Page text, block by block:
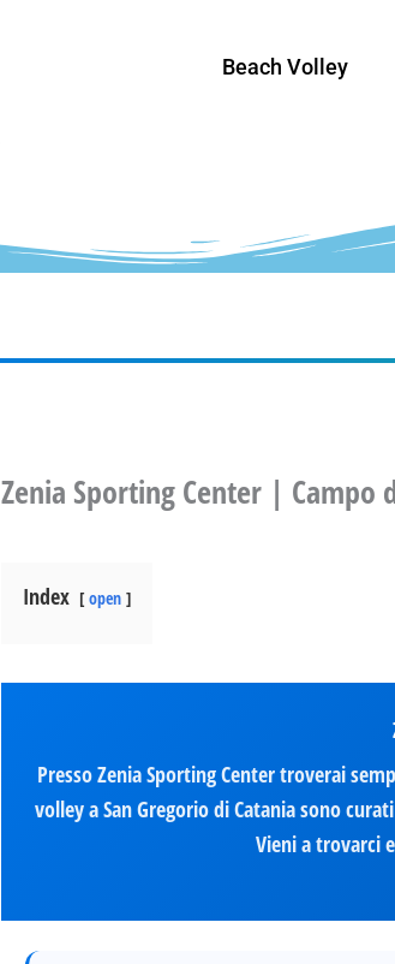
Beach Volley
Zenia Sporting Center | Campo
Index open
Presso Zenia Sporting Center troverai
volley a San Gregorio di Catania sono
Vieni a trovarci